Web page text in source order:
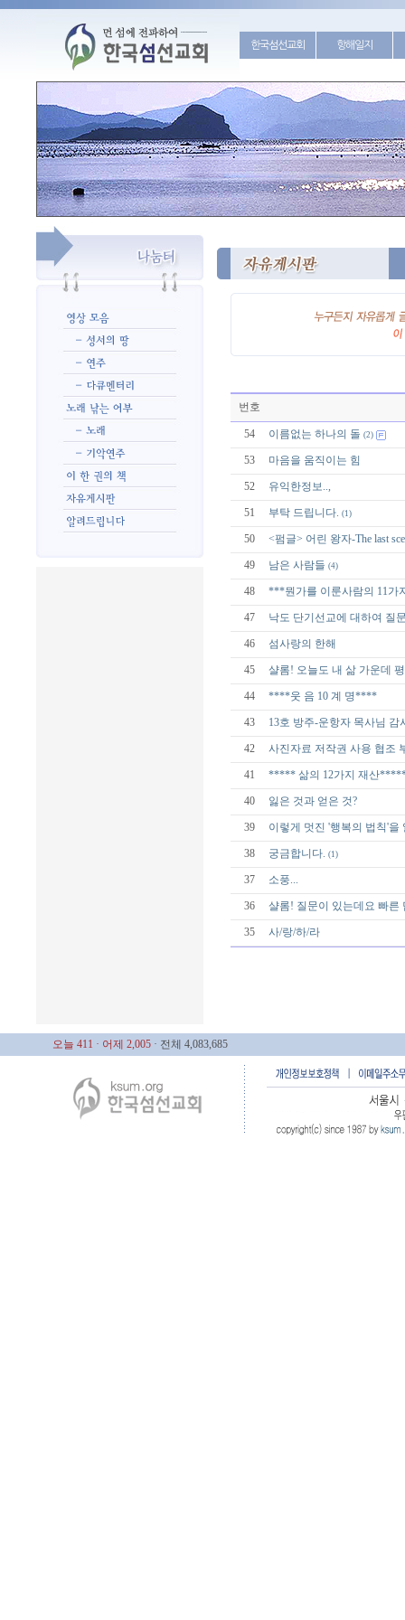
한국섬선교회 항해일지
번호
54 이름없는 하나의 돌 (2)
53 마음을 움직이는 힘
52 유익한정보..,
51 부탁 드립니다. (1)
50 <펌글> 어린 왕자-The last
49 남은 사람들 (4)
48 ***뭔가를 이룬사람의 11가
47 낙도 단기선교에 대하여 질
46 섬사랑의 한해
45 샬롬! 오늘도 내 삶 가운데
44 ****웃 음 10 계 명****
43 13호 방주-운항자 목사님 감
42 사진자료 저작권 사용 협조
41 ***** 삶의 12가지 재산
40 잃은 것과 얻은 것?
39 이렇게 멋진 '행복의 법칙'을
38 궁금합니다. (1)
37 소풍...
36 샬롬! 질문이 있는데요 빠른
35 사/랑/하/라
오늘 411 · 어제 2,005 · 전체 4,083,685